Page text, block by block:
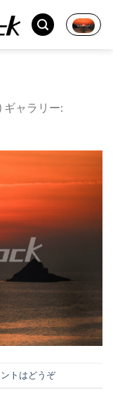
ギャラリー:
トはどうぞ